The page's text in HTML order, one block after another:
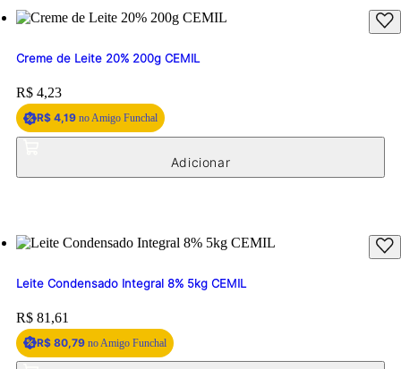
Creme de Leite 20% 200g CEMIL
Price:
R$ 4,23
R$ 4,19 no Amigo Funchal
Leite Condensado Integral 8% 5kg CEMIL
Price:
R$ 81,61
R$ 80,79 no Amigo Funchal